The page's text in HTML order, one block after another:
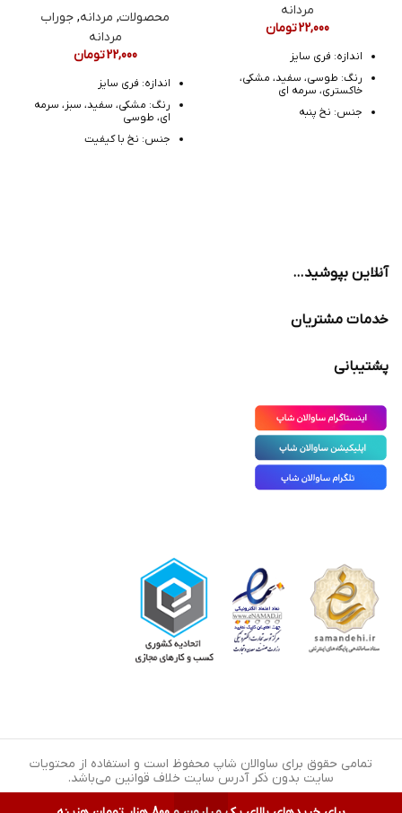
مردانه
22,000تومان
اندازه: فری سایز
رنگ: طوسی، سفید، مشکی،
خاکستری، سرمه ای
جنس: نخ پنبه
محصولات, مردانه, جوراب
مردانه
22,000تومان
اندازه: فری سایز
رنگ: مشکی، سفید، سبز، سرمه
ای، طوسی
جنس: نخ با کیفیت
آنلاین بپوشید…
خدمات مشتریان
پشتیبانی
تمامی حقوق برای ساوالان شاپ محفوظ است و استفاده از محتویات
سایت بدون ذکر آدرس سایت خلاف قوانین می‌باشد.